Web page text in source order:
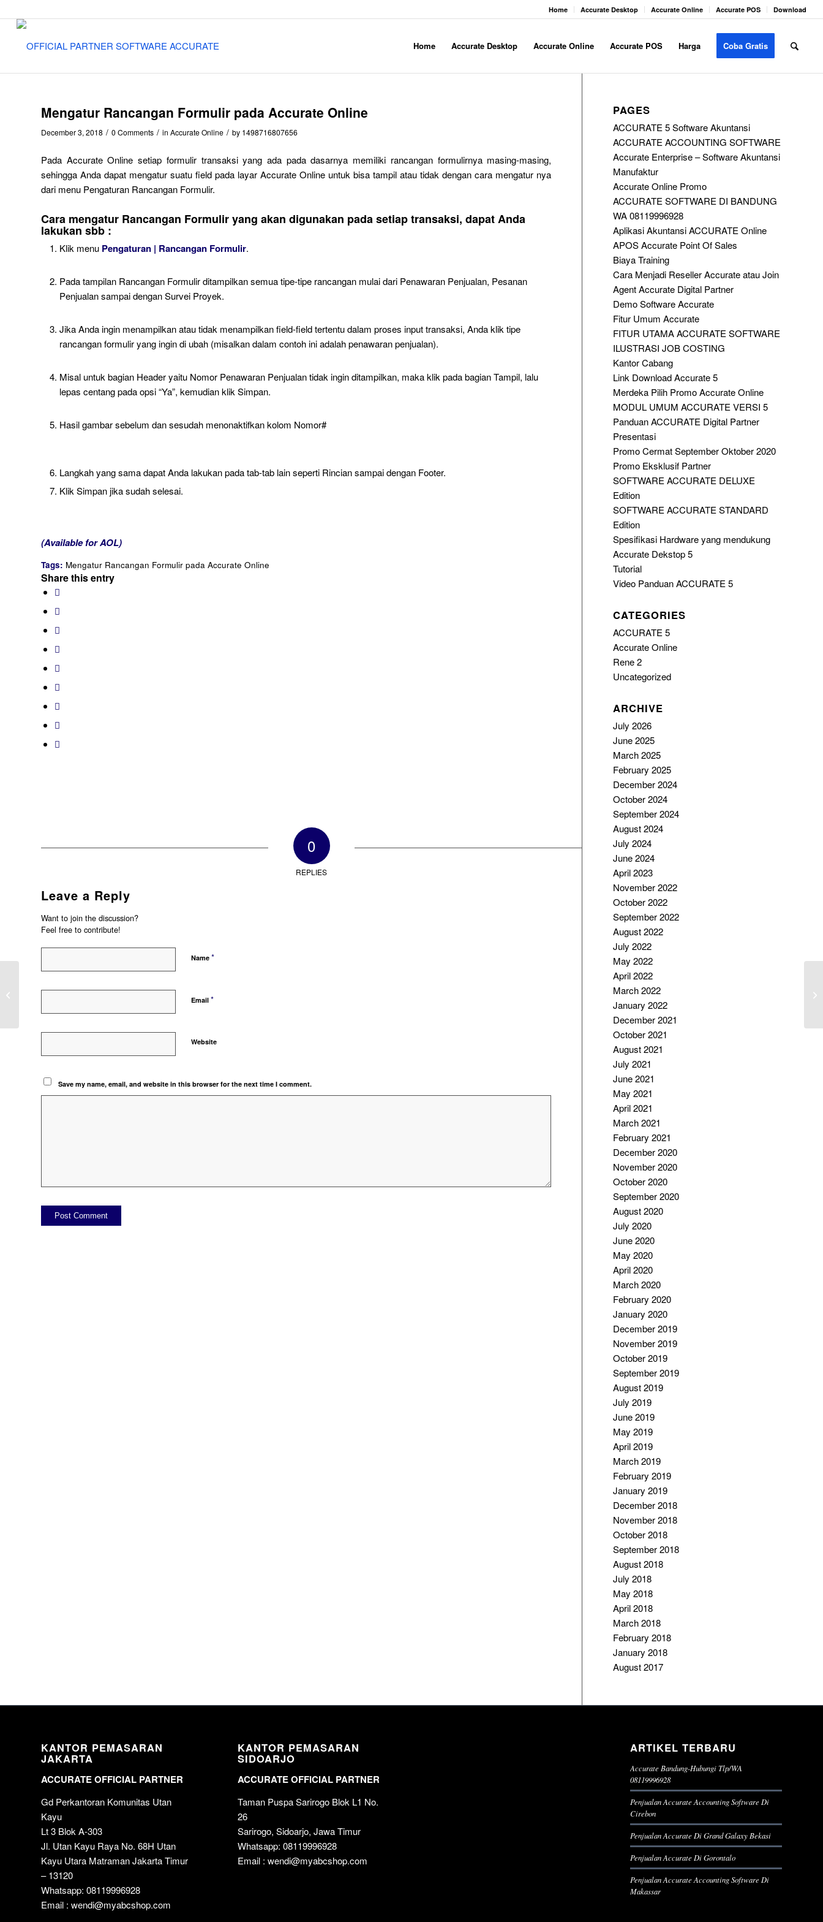
Home Accurate Desktop Accurate Online Accurate POS Download
Home Accurate Desktop Accurate Online Accurate POS Harga Coba Gratis
Mengatur Rancangan Formulir pada Accurate Online
December 3, 2018 / 0 Comments / in Accurate Online / by 1498716807656
Pada Accurate Online setiap formulir transaksi yang ada pada dasarnya memiliki rancangan formulirnya masing-masing,
sehingga Anda dapat mengatur suatu field pada layar Accurate Online untuk bisa tampil atau tidak dengan cara mengatur nya
dari menu Pengaturan Rancangan Formulir.
Cara mengatur Rancangan Formulir yang akan digunakan pada setiap transaksi, dapat Anda
lakukan sbb :
Klik menu Pengaturan | Rancangan Formulir.
Pada tampilan Rancangan Formulir ditampilkan semua tipe-tipe rancangan mulai dari Penawaran Penjualan, Pesanan
Penjualan sampai dengan Survei Proyek.
Jika Anda ingin menampilkan atau tidak menampilkan field-field tertentu dalam proses input transaksi, Anda klik tipe
rancangan formulir yang ingin di ubah (misalkan dalam contoh ini adalah penawaran penjualan).
Misal untuk bagian Header yaitu Nomor Penawaran Penjualan tidak ingin ditampilkan, maka klik pada bagian Tampil, lalu
lepas centang pada opsi “Ya”, kemudian klik Simpan.
Hasil gambar sebelum dan sesudah menonaktifkan kolom Nomor#
Langkah yang sama dapat Anda lakukan pada tab-tab lain seperti Rincian sampai dengan Footer.
Klik Simpan jika sudah selesai.
(Available for AOL)
Tags: Mengatur Rancangan Formulir pada Accurate Online
Share this entry
0
REPLIES
Leave a Reply
Want to join the discussion?
Feel free to contribute!
Name *
Email *
Website
Save my name, email, and website in this browser for the next time I comment.
PAGES
ACCURATE 5 Software Akuntansi
ACCURATE ACCOUNTING SOFTWARE
Accurate Enterprise – Software Akuntansi
Manufaktur
Accurate Online Promo
ACCURATE SOFTWARE DI BANDUNG
WA 08119996928
Aplikasi Akuntansi ACCURATE Online
APOS Accurate Point Of Sales
Biaya Training
Cara Menjadi Reseller Accurate atau Join
Agent Accurate Digital Partner
Demo Software Accurate
Fitur Umum Accurate
FITUR UTAMA ACCURATE SOFTWARE
ILUSTRASI JOB COSTING
Kantor Cabang
Link Download Accurate 5
Merdeka Pilih Promo Accurate Online
MODUL UMUM ACCURATE VERSI 5
Panduan ACCURATE Digital Partner
Presentasi
Promo Cermat September Oktober 2020
Promo Eksklusif Partner
SOFTWARE ACCURATE DELUXE
Edition
SOFTWARE ACCURATE STANDARD
Edition
Spesifikasi Hardware yang mendukung
Accurate Dekstop 5
Tutorial
Video Panduan ACCURATE 5
CATEGORIES
ACCURATE 5
Accurate Online
Rene 2
Uncategorized
ARCHIVE
July 2026
June 2025
March 2025
February 2025
December 2024
October 2024
September 2024
August 2024
July 2024
June 2024
April 2023
November 2022
October 2022
September 2022
August 2022
July 2022
May 2022
April 2022
March 2022
January 2022
December 2021
October 2021
August 2021
July 2021
June 2021
May 2021
April 2021
March 2021
February 2021
December 2020
November 2020
October 2020
September 2020
August 2020
July 2020
June 2020
May 2020
April 2020
March 2020
February 2020
January 2020
December 2019
November 2019
October 2019
September 2019
August 2019
July 2019
June 2019
May 2019
April 2019
March 2019
February 2019
January 2019
December 2018
November 2018
October 2018
September 2018
August 2018
July 2018
May 2018
April 2018
March 2018
February 2018
January 2018
August 2017
KANTOR PEMASARAN
JAKARTA
ACCURATE OFFICIAL PARTNER
Gd Perkantoran Komunitas Utan
Kayu
Lt 3 Blok A-303
Jl. Utan Kayu Raya No. 68H Utan
Kayu Utara Matraman Jakarta Timur
– 13120
Whatsapp: 08119996928
Email : wendi@myabcshop.com
KANTOR PEMASARAN
SIDOARJO
ACCURATE OFFICIAL PARTNER
Taman Puspa Sarirogo Blok L1 No.
26
Sarirogo, Sidoarjo, Jawa Timur
Whatsapp: 08119996928
Email : wendi@myabcshop.com
ARTIKEL TERBARU
Accurate Bandung-Hubungi Tlp/WA
08119996928
Penjualan Accurate Accounting Software Di
Cirebon
Penjualan Accurate Di Grand Galaxy Bekasi
Penjualan Accurate Di Gorontalo
Penjualan Accurate Accounting Software Di
Makassar
Membuat Faktur Penjualan pada